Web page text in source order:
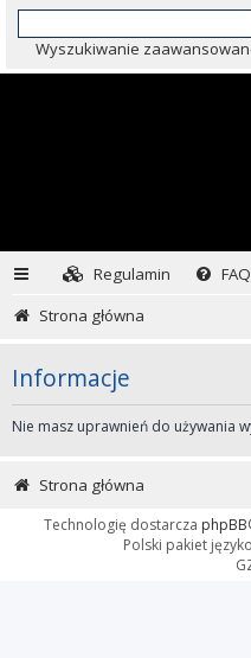
Wyszukiwanie
Regulamin
FAQ
Strona główna
Informacje
Nie masz uprawnień do używania
Strona główna
Technologię dostarcza phpBB
Polski pakiet